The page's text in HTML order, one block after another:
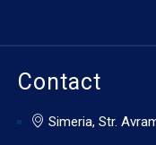
Contact
Simeria, Str.